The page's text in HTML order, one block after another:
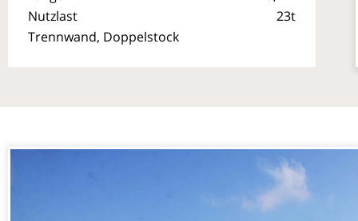
Nutzlast
23t
Trennwand, Doppelstock